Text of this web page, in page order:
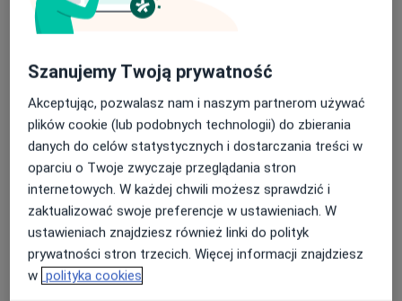
Podejście do żywienia
sztywnych jadłospisachani eliminowaniu ulubionych
elastyczny, świadomy i dopasowany do
indywidualnych potrzeb oraz stanu zdrowia.
Wierzę, że zdrowe odżywianie nie powinno odbierać
radości z jedzenia. Pomagam moim pacjentkom
odzyskać zaufanie do własnego ciała, lepiej rozumieć
sygnały głodu i sytości oraz na nowo cieszyć się
jedzeniem bez poczucia winy, stresu i ciągłego
kontrolowania każdego kęsa.
Szanujemy Twoją prywatność
Akceptując, pozwalasz nam i naszym partnerom używać
plików cookie (lub podobnych technologii) do zbierania
danych do celów statystycznych i dostarczania treści w
oparciu o Twoje zwyczaje przeglądania stron
internetowych. W każdej chwili możesz sprawdzić i
zaktualizować swoje preferencje w ustawieniach. W
ustawieniach znajdziesz również linki do polityk
prywatności stron trzecich. Więcej informacji znajdziesz
w polityka cookies